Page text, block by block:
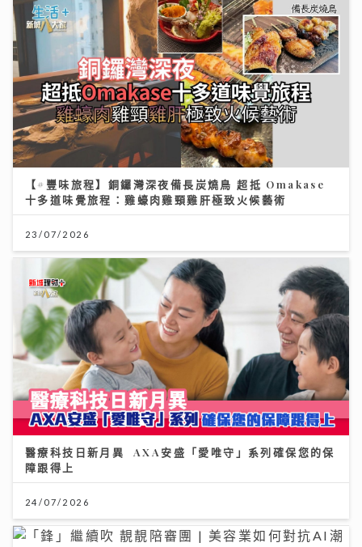
【#豐味旅程】銅鑼灣深夜備長炭燒鳥 超抵 Omakase
十多道味覺旅程：雞蠔肉雞頸雞肝極致火候藝術
23/07/2026
醫療科技日新月異 AXA安盛「愛唯守」系列確保您的保
障跟得上
24/07/2026